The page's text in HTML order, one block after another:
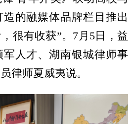
的融媒体品牌栏目推出
很有收获”。7月5日，益
军人才、湖南银城律师事
律师夏威夷说。